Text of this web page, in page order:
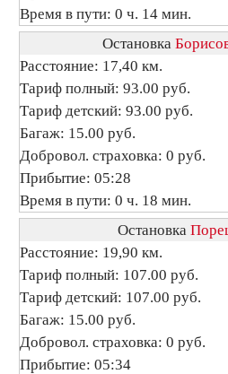
Время в пути: 0 ч. 14 мин.
Остановка
Расстояние: 17,40 км.
Тариф полный: 93.00 руб.
Тариф детский: 93.00 руб.
Багаж: 15.00 руб.
Добровол. страховка: 0 руб.
Прибытие: 05:28
Время в пути: 0 ч. 18 мин.
Остановка
Расстояние: 19,90 км.
Тариф полный: 107.00 руб.
Тариф детский: 107.00 руб.
Багаж: 15.00 руб.
Добровол. страховка: 0 руб.
Прибытие: 05:34